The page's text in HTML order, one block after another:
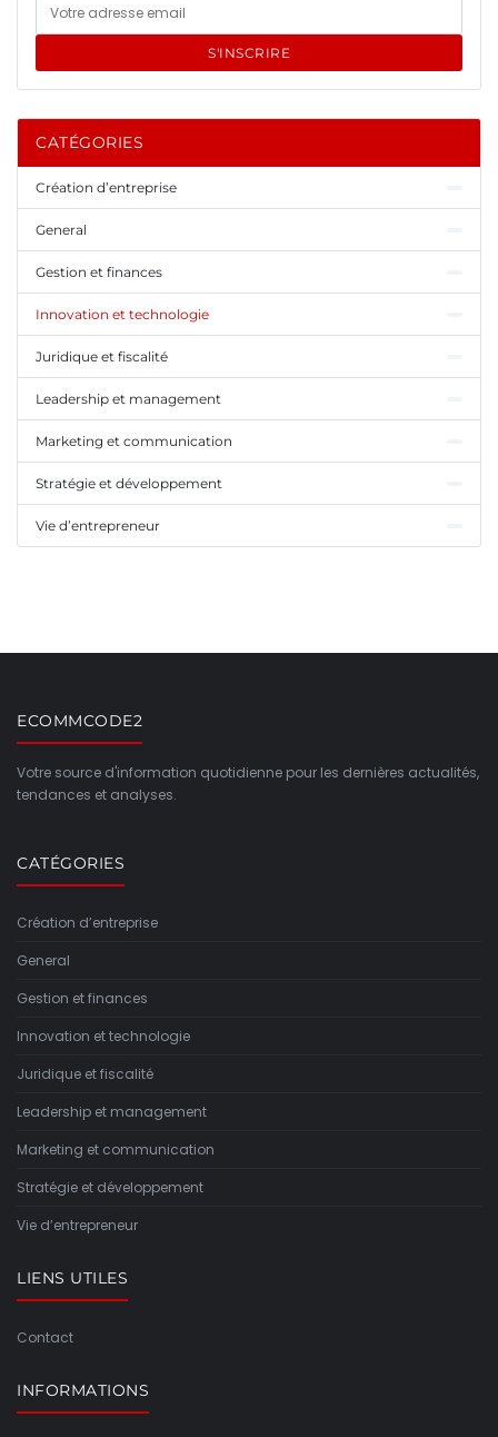
S'INSCRIRE
CATÉGORIES
Création d’entreprise
General
Gestion et finances
Innovation et technologie
Juridique et fiscalité
Leadership et management
Marketing et communication
Stratégie et développement
Vie d’entrepreneur
ECOMMCODE2
Votre source d'information quotidienne pour les dernières actualités,
tendances et analyses.
CATÉGORIES
Création d’entreprise
General
Gestion et finances
Innovation et technologie
Juridique et fiscalité
Leadership et management
Marketing et communication
Stratégie et développement
Vie d’entrepreneur
LIENS UTILES
Contact
INFORMATIONS